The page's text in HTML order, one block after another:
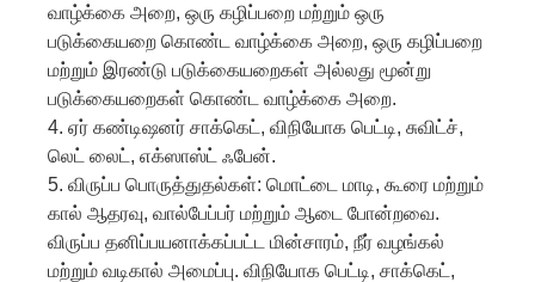
வாழ்க்கை அறை, ஒரு கழிப்பறை மற்றும் ஒரு
படுக்கையறை கொண்ட வாழ்க்கை அறை, ஒரு கழிப்பறை
மற்றும் இரண்டு படுக்கையறைகள் அல்லது மூன்று
படுக்கையறைகள் கொண்ட வாழ்க்கை அறை.
4. ஏர் கண்டிஷனர் சாக்கெட், விநியோக பெட்டி, சுவிட்ச்,
லெட் லைட், எக்ஸாஸ்ட் ஃபேன்.
5. விருப்ப பொருத்துதல்கள்: மொட்டை மாடி, கூரை மற்றும்
கால் ஆதரவு, வால்பேப்பர் மற்றும் ஆடை போன்றவை.
விருப்ப தனிப்பயனாக்கப்பட்ட மின்சாரம், நீர் வழங்கல்
மற்றும் வடிகால் அமைப்பு. விநியோக பெட்டி, சாக்கெட்,